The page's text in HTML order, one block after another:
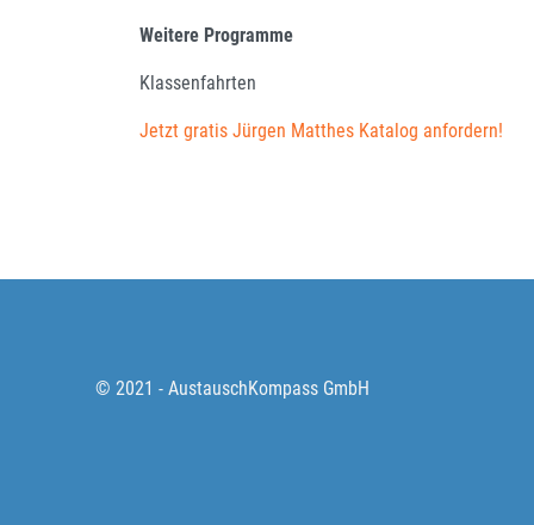
Weitere Programme
Klassenfahrten
Jetzt gratis Jürgen Matthes Katalog anfordern!
© 2021 - AustauschKompass GmbH